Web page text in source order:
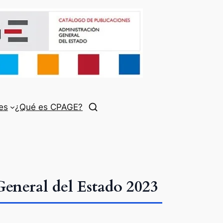
¿Qué es CPAGE?
del Estado 2023